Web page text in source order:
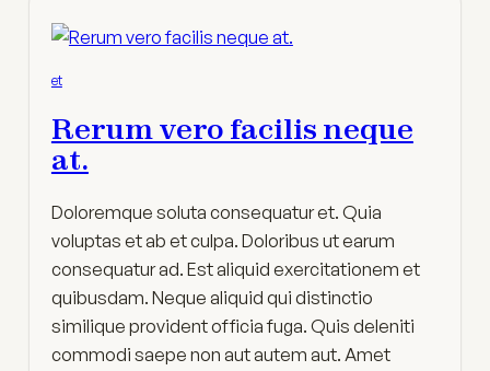
et
Rerum vero facilis neque
at.
Doloremque soluta consequatur et. Quia
voluptas et ab et culpa. Doloribus ut earum
consequatur ad. Est aliquid exercitationem et
quibusdam. Neque aliquid qui distinctio
similique provident officia fuga. Quis deleniti
commodi saepe non aut autem aut. Amet